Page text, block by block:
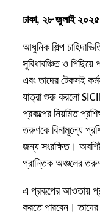
ঢাকা,২৮জুলাই ২০২৫
আধুনিক শিল্প
সুবিধাবঞ্চিত ও
এবং তাদের টেকসই
যাত্রা শুরু করলো
প্রকল্পের নিয়মিত
তরুণকে বিনামূল্যে
জন্য সংরক্ষিত।
প্রান্তিক অঞ্চলের
এ প্রকল্পের আওতায়
করতে পারবেন।